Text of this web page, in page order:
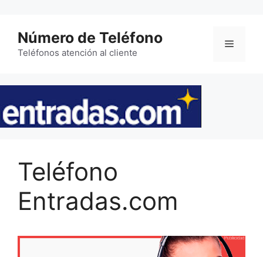
contenido
Número de Teléfono
Teléfonos atención al cliente
Menú
Teléfono
Entradas.com